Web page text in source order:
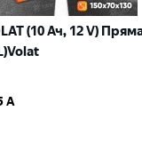
(10 Ач, 12 V)
A